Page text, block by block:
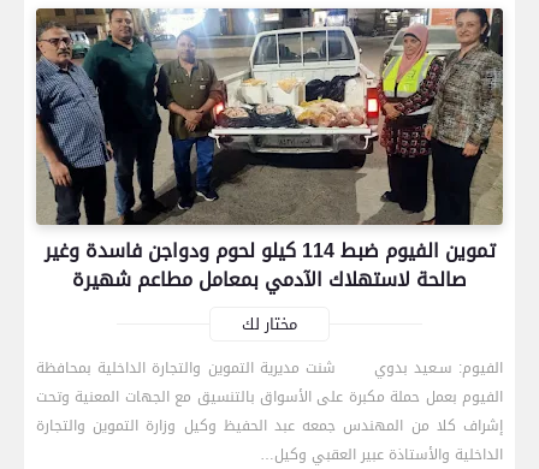
تموين الفيوم ضبط 114 كيلو لحوم ودواجن فاسدة وغير
صالحة لاستهلاك الآدمي بمعامل مطاعم شهيرة
مختار لك
الفيوم: سـعيد بدوي شنت مديرية التموين والتجارة الداخلية بمحافظة
الفيوم بعمل حملة مكبرة على الأسواق بالتنسيق مع الجهات المعنية وتحت
إشراف كلا من المهندس جمعه عبد الحفيظ وكيل وزارة التموين والتجارة
الداخلية والأستاذة عبير العقبي وكيل…
رياضة